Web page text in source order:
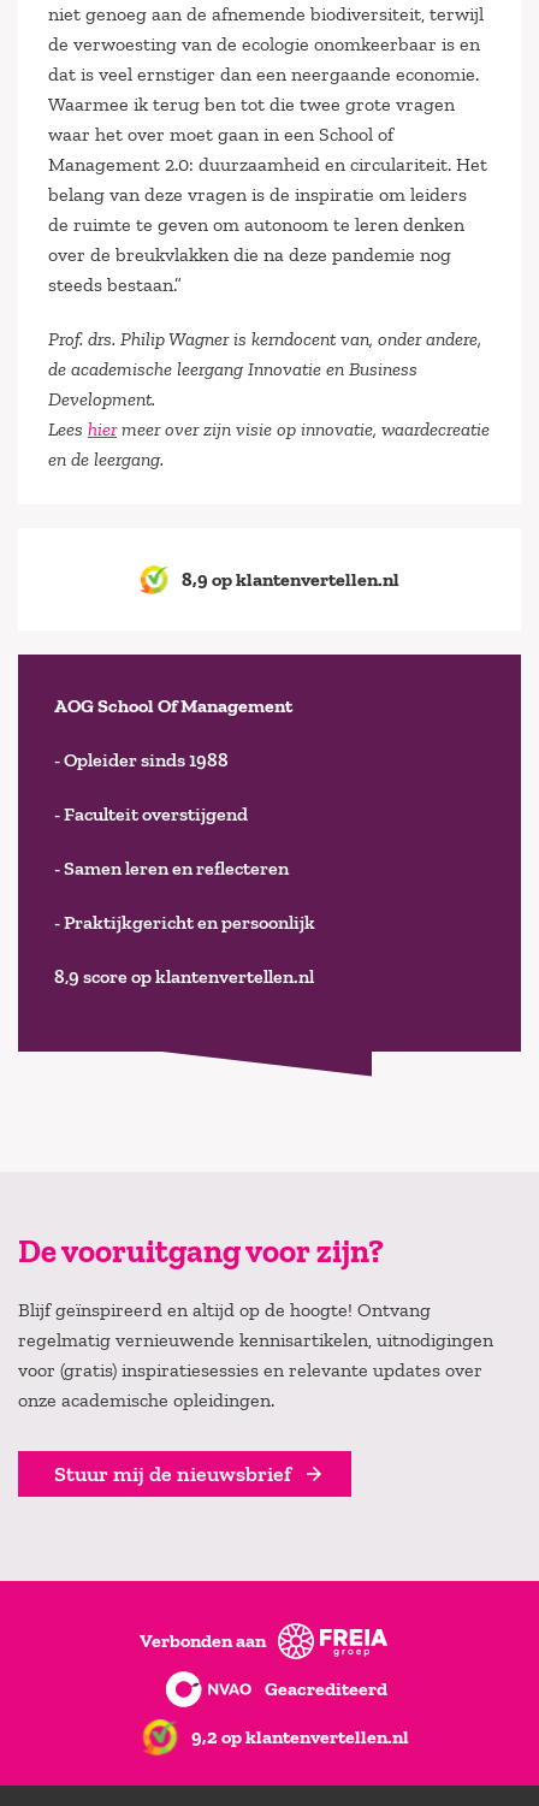
niet genoeg aan de afnemende biodiversiteit, terwijl
de verwoesting van de ecologie onomkeerbaar is en
dat is veel ernstiger dan een neergaande economie.
Waarmee ik terug ben tot die twee grote vragen
waar het over moet gaan in een School of
Management 2.0: duurzaamheid en circulariteit. Het
belang van deze vragen is de inspiratie om leiders
de ruimte te geven om autonoom te leren denken
over de breukvlakken die na deze pandemie nog
steeds bestaan.”
Prof. drs. Philip Wagner is kerndocent van, onder andere,
de academische leergang Innovatie en Business
Development.
Lees hiermeer over zijn visie op innovatie, waardecreatie
en de leergang.
8,9 op klantenvertellen.nl
AOG School Of Management
- Opleider sinds 1988
- Faculteit overstijgend
- Samen leren en reflecteren
- Praktijkgericht en persoonlijk
8,9 score op klantenvertellen.nl
De vooruitgang voor zijn?
Blijf geïnspireerd en altijd op de hoogte! Ontvang
regelmatig vernieuwende kennisartikelen, uitnodigingen
voor (gratis) inspiratiesessies en relevante updates over
onze academische opleidingen.
Stuur mij de nieuwsbrief
Verbonden aan
Geacrediteerd
9,2 op klantenvertellen.nl